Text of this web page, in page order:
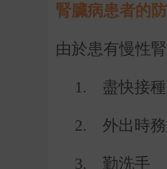
腎臟病患者的
由於患有慢性
1. 盡快接
2. 外出時
3. 勤洗手